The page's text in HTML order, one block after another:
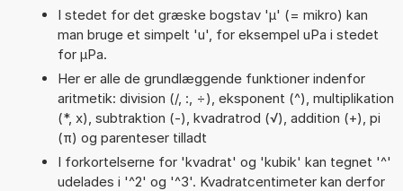
I stedet for det græske bogstav 'µ' (= mikro) kan
man bruge et simpelt 'u', for eksempel uPa i stedet
for µPa.
Her er alle de grundlæggende funktioner indenfor
aritmetik: division (/, :, ÷), eksponent (^), multiplikation
(*, x), subtraktion (-), kvadratrod (√), addition (+), pi
(π) og parenteser tilladt
I forkortelserne for 'kvadrat' og 'kubik' kan tegnet '^'
udelades i '^2' og '^3'. Kvadratcentimeter kan derfor